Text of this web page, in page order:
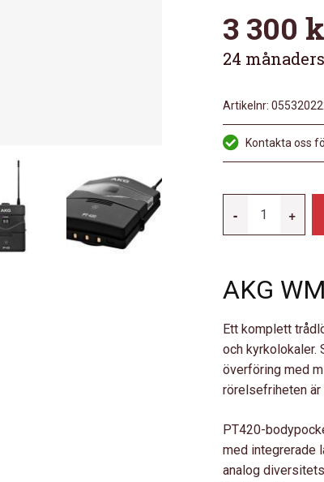
3 300
24
Artikelnr:
Kontakta oss
-
WMS420
BAND
863
-
865
MHZ
+
AKG
Ett komplett
och kyrkolokaler.
överföring med
rörelsefriheten är
PT420-
med integrerade
analog